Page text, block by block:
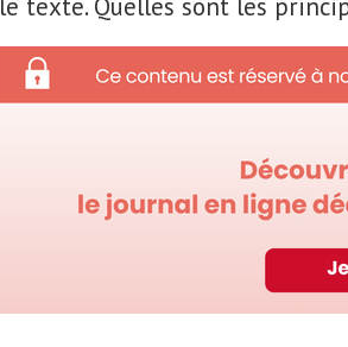
le texte. Quelles sont les